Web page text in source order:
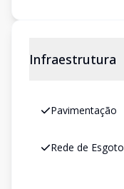
Infraestrutura
Pavimentação
Rede de Esgoto